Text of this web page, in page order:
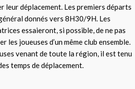
leur déplacement. Les premiers départs
donnés vers 8H30/9H. Les
essaieront, si possible, de ne pas
les joueuses d’un même club ensemble.
venant de toute la région, il est tenu
temps de déplacement.